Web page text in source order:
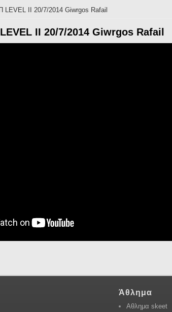
II 20/7/2014 Giwrgos Rafail
II 20/7/2014 Giwrgos Rafail
Άθλημα
Αθλημα skeet